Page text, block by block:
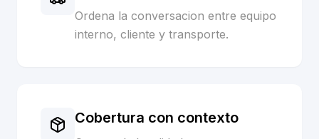
Ordena la conversacion entre equipo
interno, cliente y transporte.
Cobertura con contexto